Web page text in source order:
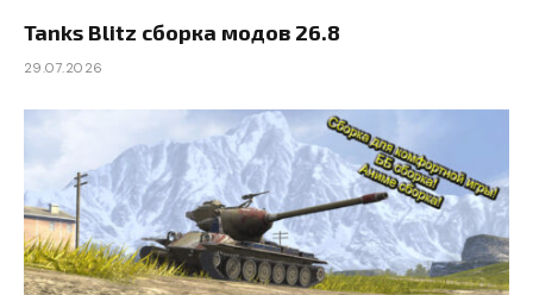
Tanks Blitz сборка модов 26.8
29.07.2026